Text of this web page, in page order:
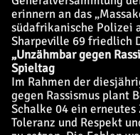
erinnern an das
südafrikanische Polizei
Sharpeville 69 friedlich
„Unzähmbar gegen
Spieltag
Im Rahmen der
gegen Rassismus plant
Schalke 04 ein erneutes
Toleranz und Respekt